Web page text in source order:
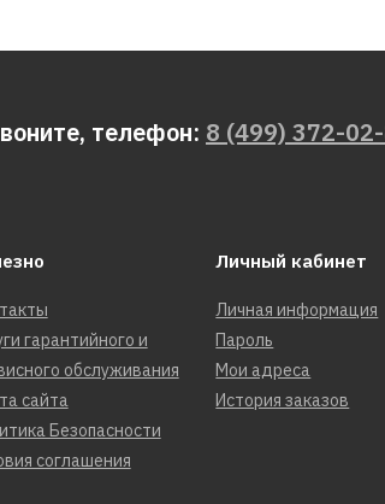
телефон: 8 (499) 372-
гарантийного и
обслуживания
сайта
Безопасности
соглашения
Личный кабинет
Личная информация
Пароль
Мои адреса
История заказов